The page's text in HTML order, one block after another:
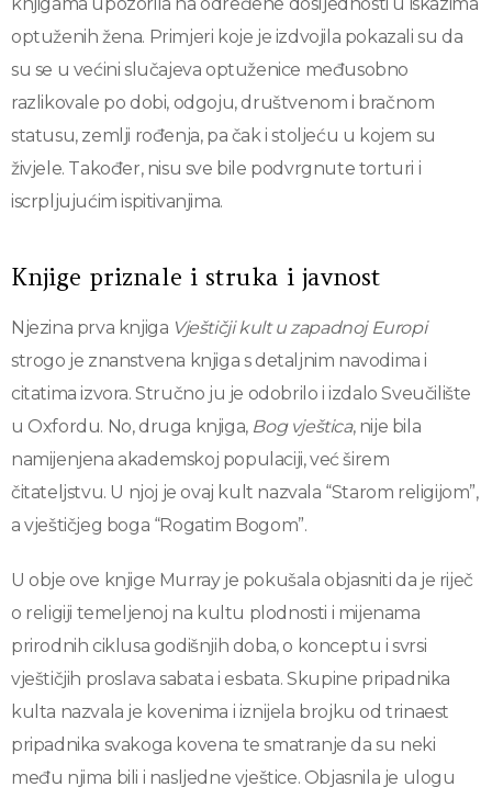
optuženih žena. Primjeri koje je izdvojila pokazali su da
su se u većini slučajeva optuženice međusobno
razlikovale po dobi, odgoju, društvenom i bračnom
statusu, zemlji rođenja, pa čak i stoljeću u kojem su
živjele. Također, nisu sve bile podvrgnute torturi i
iscrpljujućim ispitivanjima.
Knjige priznale i struka i javnost
Njezina prva knjiga Vještičji kult u zapadnoj Europi
strogo je znanstvena knjiga s detaljnim navodima i
citatima izvora. Stručno ju je odobrilo i izdalo Sveučilište
u Oxfordu. No, druga knjiga, Bog vještica, nije bila
namijenjena akademskoj populaciji, već širem
čitateljstvu. U njoj je ovaj kult nazvala “Starom religijom”,
a vještičjeg boga “Rogatim Bogom”.
U obje ove knjige Murray je pokušala objasniti da je riječ
o religiji temeljenoj na kultu plodnosti i mijenama
prirodnih ciklusa godišnjih doba, o konceptu i svrsi
vještičjih proslava sabata i esbata. Skupine pripadnika
kulta nazvala je kovenima i iznijela brojku od trinaest
pripadnika svakoga kovena te smatranje da su neki
među njima bili i nasljedne vještice. Objasnila je ulogu